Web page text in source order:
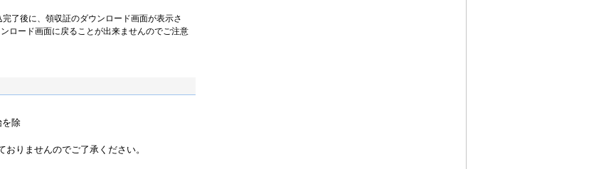
了後に、領収証のダウンロード画面が表示さ
ロード画面に戻ることが出来ませんのでご注意
除
りませんのでご了承ください。